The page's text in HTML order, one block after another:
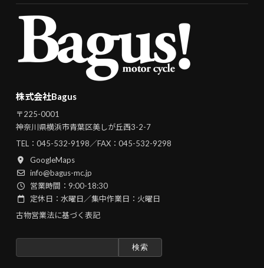
株式会社Bagus
〒225-0001
神奈川県横浜市青葉区美しが丘西3-2-7
TEL： 045-532-9198／FAX：045-532-9298
GoogleMaps
info@bagus-mc.jp
営業時間：9:00-18:30
定休日：水曜日／集中作業日：火曜日
古物営業法に基づく表記